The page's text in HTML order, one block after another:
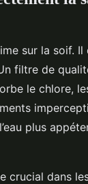
sur la soif.
filtre de
le chlore,
plus
crucial dans